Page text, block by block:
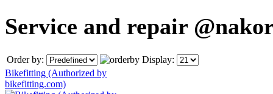
Service and repair
Order by:
Display:
Bikefitting (Authorized by
bikefitting.com)